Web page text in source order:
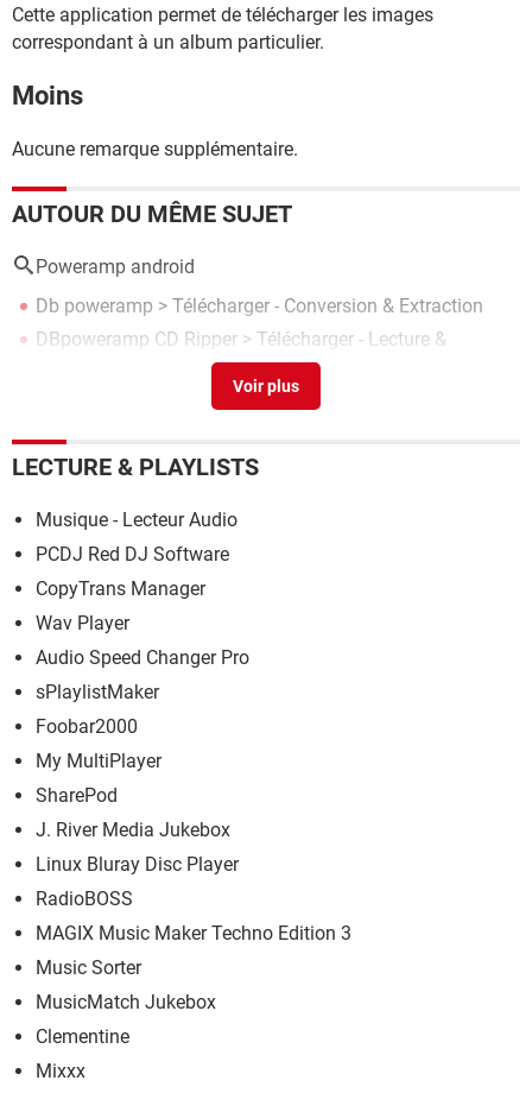
Cette application permet de télécharger les images
correspondant à un album particulier.
Moins
Aucune remarque supplémentaire.
AUTOUR DU MÊME SUJET
Poweramp android
Db poweramp > Télécharger - Conversion & Extraction
DBpoweramp CD Ripper > Télécharger - Lecture &
LECTURE & PLAYLISTS
Musique - Lecteur Audio
PCDJ Red DJ Software
CopyTrans Manager
Wav Player
Audio Speed Changer Pro
sPlaylistMaker
Foobar2000
My MultiPlayer
SharePod
J. River Media Jukebox
Linux Bluray Disc Player
RadioBOSS
MAGIX Music Maker Techno Edition 3
Music Sorter
MusicMatch Jukebox
Clementine
Mixxx